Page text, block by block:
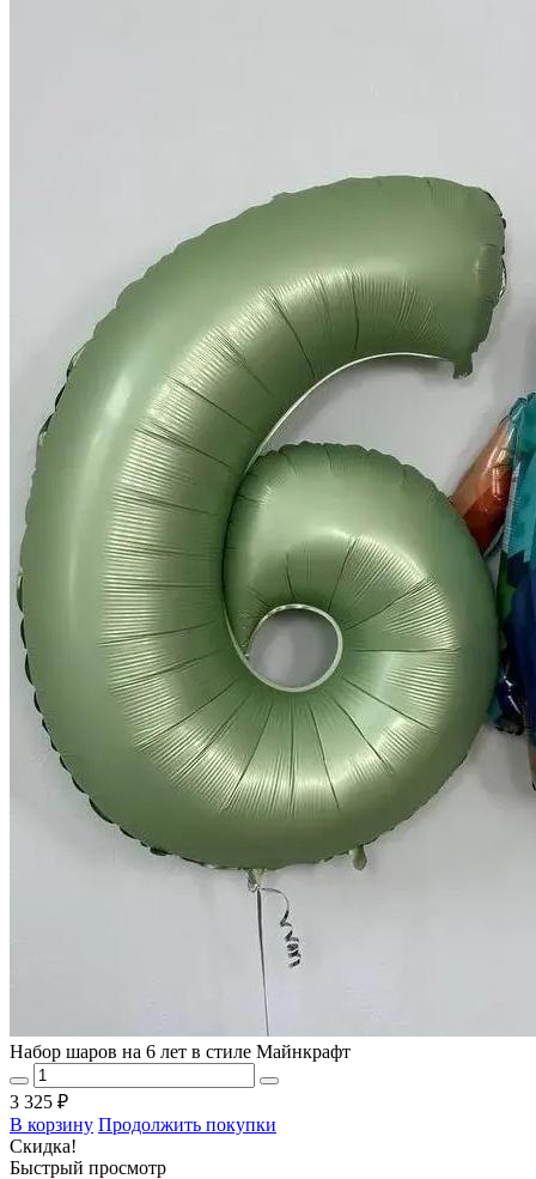
Набор шаров на 6 лет в стиле Майнкрафт
3 325 ₽
В корзину Продолжить покупки
Скидка!
Быстрый просмотр